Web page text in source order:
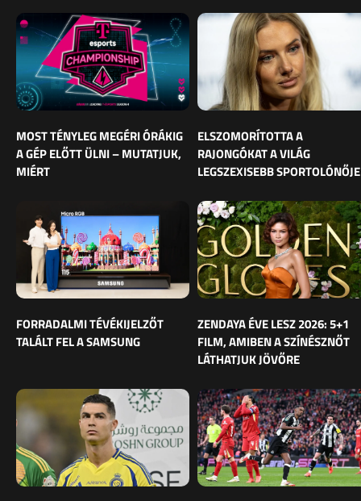
MOST TÉNYLEG MEGÉRI ÓRÁKIG
A GÉP ELŐTT ÜLNI – MUTATJUK,
MIÉRT
ELSZOMORÍTOTTA A
RAJONGÓKAT A VILÁG
LEGSZEXISEBB SPORTOLÓNŐJE
FORRADALMI TÉVÉKIJELZŐT
TALÁLT FEL A SAMSUNG
ZENDAYA ÉVE LESZ 2026: 5+1
FILM, AMIBEN A SZÍNÉSZNŐT
LÁTHATJUK JÖVŐRE